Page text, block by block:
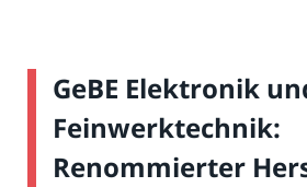
GeBE Elektronik
Feinwerktechnik:
Renommierter